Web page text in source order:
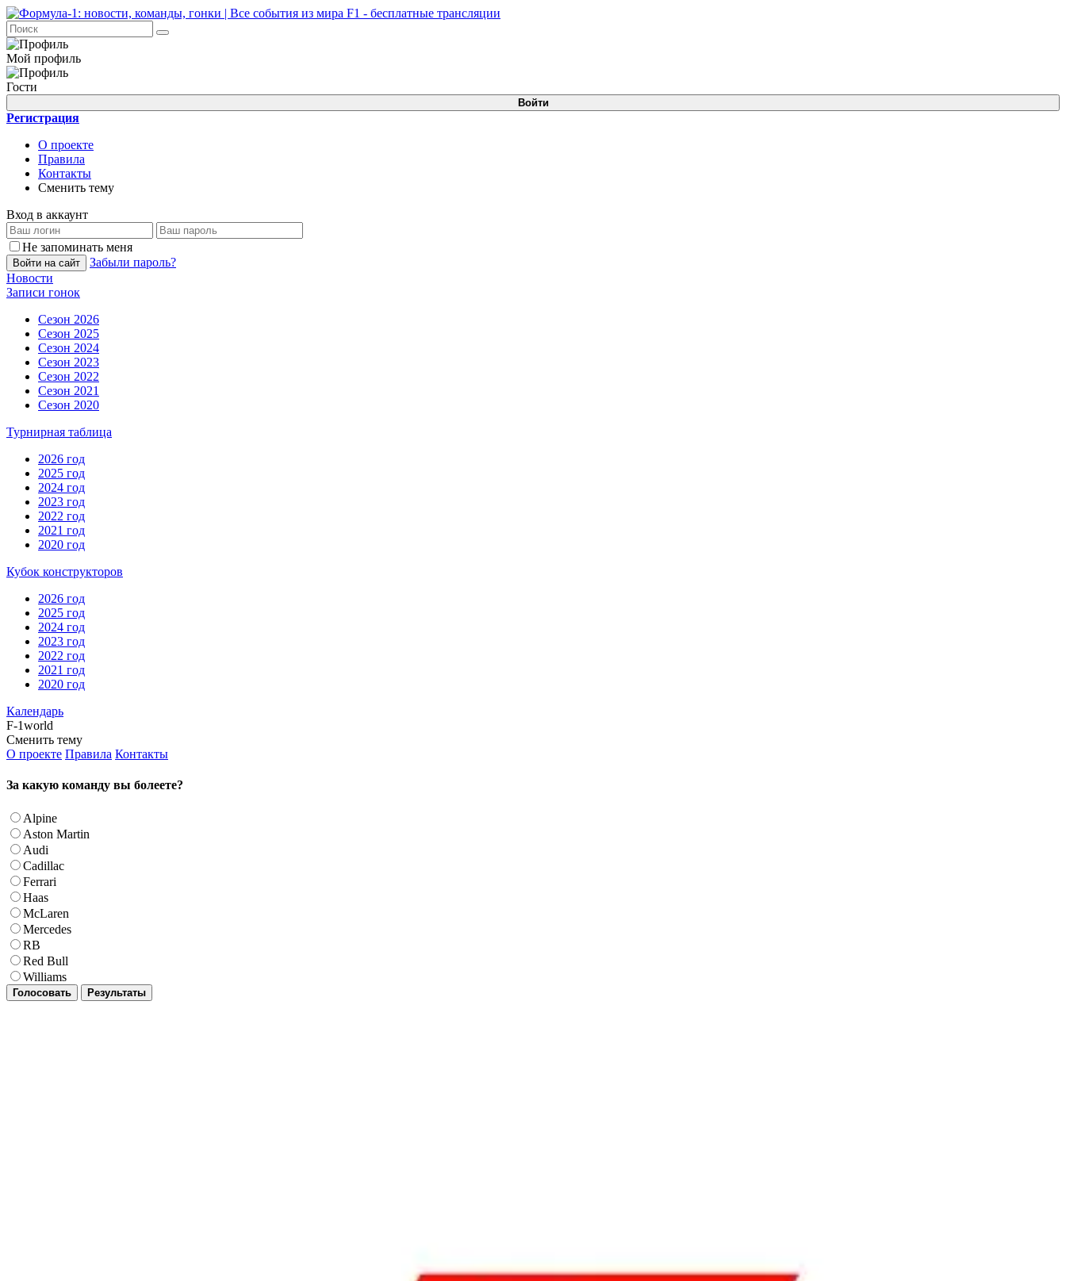
Мой профиль
Гости
Войти
Регистрация
О проекте
Правила
Контакты
Сменить тему
Вход в аккаунт
Не запоминать меня
Войти на сайт
Забыли пароль?
Новости
Записи гонок
Сезон 2026
Сезон 2025
Сезон 2024
Сезон 2023
Сезон 2022
Сезон 2021
Сезон 2020
Турнирная таблица
2026 год
2025 год
2024 год
2023 год
2022 год
2021 год
2020 год
Кубок конструкторов
2026 год
2025 год
2024 год
2023 год
2022 год
2021 год
2020 год
Календарь
F-1world
Сменить тему
О проекте Правила Контакты
За какую команду вы болеете?
Alpine
Aston Martin
Audi
Cadillac
Ferrari
Haas
McLaren
Mercedes
RB
Red Bull
Williams
Голосовать Результаты